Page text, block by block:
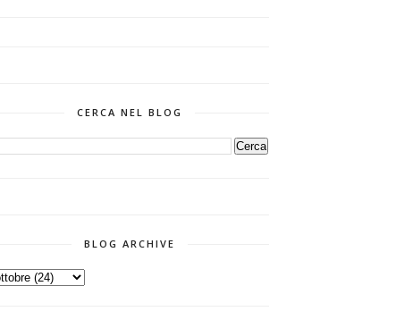
CERCA NEL BLOG
BLOG ARCHIVE